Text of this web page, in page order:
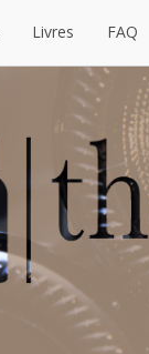
Livres FAQ